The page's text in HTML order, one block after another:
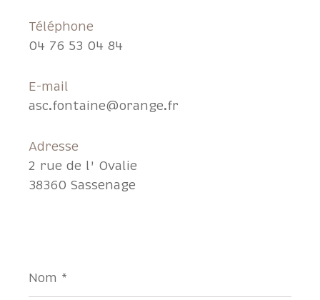
Téléphone
04 76 53 04 84
E-mail
asc.fontaine@orange.fr
Adresse
2 rue de l' Ovalie
38360 Sassenage
*